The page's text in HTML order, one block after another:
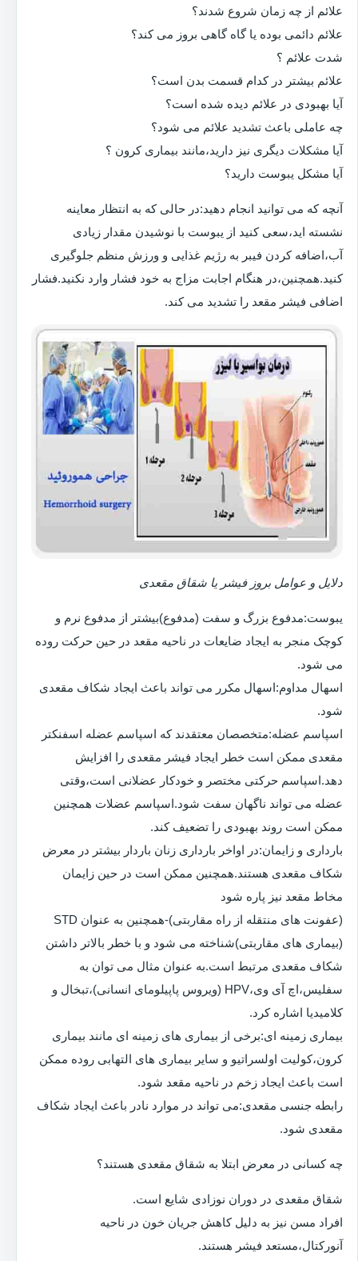
علائم از چه زمان شروع شدند؟
علائم دائمی بوده یا گاه گاهی بروز می کند؟
شدت علائم ؟
علائم بیشتر در کدام قسمت بدن است؟
آیا بهبودی در علائم دیده شده است؟
چه عاملی باعث تشدید علائم می شود؟
آیا مشکلات دیگری نیز دارید،مانند بیماری کرون ؟
آیا مشکل یبوست دارید؟
آنچه که می توانید انجام دهید:در حالی که به انتظار معاینه
نشسته اید،سعی کنید از یبوست با نوشیدن مقدار زیادی
آب،اضافه کردن فیبر به رژیم غذایی و ورزش منظم جلوگیری
کنید.همچنین،در هنگام اجابت مزاج به خود فشار وارد نکنید.فشار
اضافی فیشر مقعد را تشدید می کند.
دلایل و عوامل بروز فیشر یا شقاق مقعدی
یبوست:مدفوع بزرگ و سفت (مدفوع)بیشتر از مدفوع نرم و
کوچک منجر به ایجاد ضایعات در ناحیه مقعد در حین حرکت روده
می شود.
اسهال مداوم:اسهال مکرر می تواند باعث ایجاد شکاف مقعدی
شود.
اسپاسم عضله:متخصصان معتقدند که اسپاسم عضله اسفنکتر
مقعدی ممکن است خطر ایجاد فیشر مقعدی را افزایش
دهد.اسپاسم حرکتی مختصر و خودکار عضلانی است،وقتی
عضله می تواند ناگهان سفت شود.اسپاسم عضلات همچنین
ممکن است روند بهبودی را تضعیف کند.
بارداری و زایمان:در اواخر بارداری زنان باردار بیشتر در معرض
شکاف مقعدی هستند.همچنین ممکن است در حین زایمان
مخاط مقعد نیز پاره شود
(عفونت های منتقله از راه مقاربتی)-همچنین به عنوان STD
(بیماری های مقاربتی)شناخته می شود و با خطر بالاتر داشتن
شکاف مقعدی مرتبط است.به عنوان مثال می توان به
سفلیس،اچ آی وی،HPV (ویروس پاپیلومای انسانی)،تبخال و
کلامیدیا اشاره کرد.
بیماری زمینه ای:برخی از بیماری های زمینه ای مانند بیماری
کرون،کولیت اولسراتیو و سایر بیماری های التهابی روده ممکن
است باعث ایجاد زخم در ناحیه مقعد شود.
رابطه جنسی مقعدی:می تواند در موارد نادر باعث ایجاد شکاف
مقعدی شود.
چه کسانی در معرض ابتلا به شقاق مقعدی هستند؟
شقاق مقعدی در دوران نوزادی شایع است.
افراد مسن نیز به دلیل کاهش جریان خون در ناحیه
آنورکتال،مستعد فیشر هستند.